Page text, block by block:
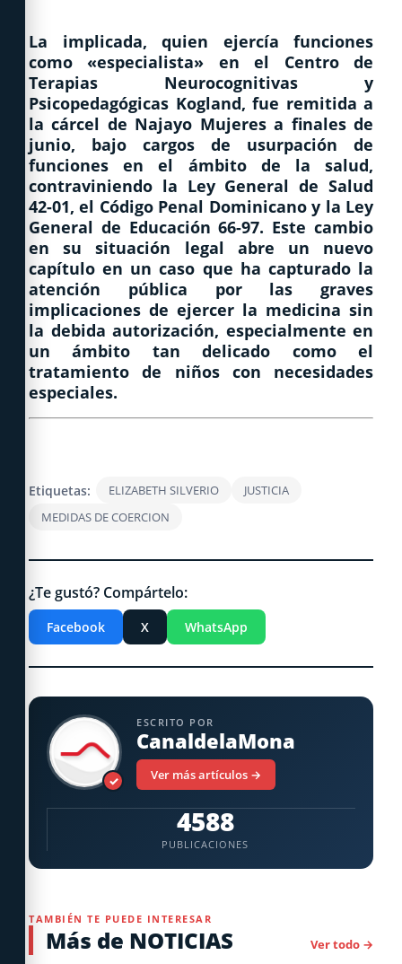
La implicada, quien ejercía funciones
como «especialista» en el Centro de
Terapias Neurocognitivas y
Psicopedagógicas Kogland, fue remitida a
la cárcel de Najayo Mujeres a finales de
junio, bajo cargos de usurpación de
funciones en el ámbito de la salud,
contraviniendo la Ley General de Salud
42-01, el Código Penal Dominicano y la Ley
General de Educación 66-97. Este cambio
en su situación legal abre un nuevo
capítulo en un caso que ha capturado la
atención pública por las graves
implicaciones de ejercer la medicina sin
la debida autorización, especialmente en
un ámbito tan delicado como el
tratamiento de niños con necesidades
especiales.
Etiquetas: ELIZABETH SILVERIO
JUSTICIA
MEDIDAS DE COERCION
¿Te gustó? Compártelo:
Facebook X WhatsApp
✓
ESCRITO POR
CanaldelaMona
Ver más artículos →
4588
PUBLICACIONES
TAMBIÉN TE PUEDE INTERESAR
Más de NOTICIAS Ver todo →